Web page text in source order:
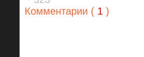
Комментарии ( 1 )